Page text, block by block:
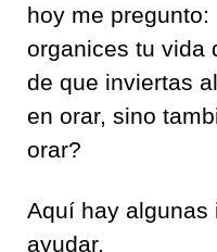
hoy me
organices tu vida
de que inviertas
en orar, sino
orar?
Aquí hay algunas
ayudar.